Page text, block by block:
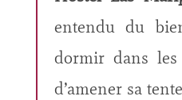
entendu du
dormir dans
d’amener sa